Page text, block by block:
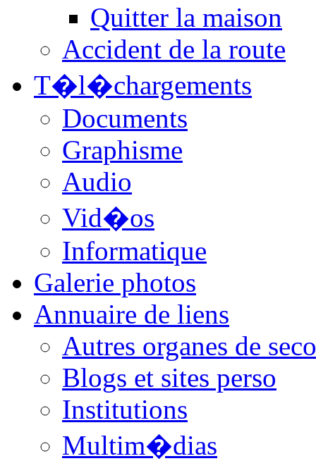
Quitter la maison
Accident de la route
T�l�chargements
Documents
Graphisme
Audio
Vid�os
Informatique
Galerie photos
Annuaire de liens
Autres organes de
Blogs et sites perso
Institutions
Multim�dias